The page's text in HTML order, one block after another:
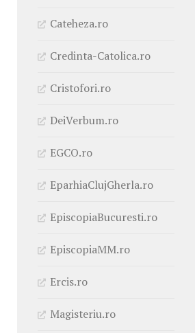
Cateheza.ro
Credinta-Catolica.ro
Cristofori.ro
DeiVerbum.ro
EGCO.ro
EparhiaClujGherla.ro
EpiscopiaBucuresti.ro
EpiscopiaMM.ro
Ercis.ro
Magisteriu.ro